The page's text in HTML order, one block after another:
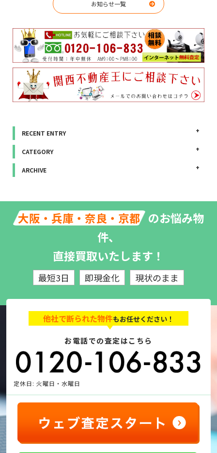
お知らせ一覧
RECENT ENTRY
CATEGORY
ARCHIVE
大阪・兵庫・奈良・京都 のお悩み物
件、
直接買取いたします！
最短3日 即現金化 現状のまま
他社で断られた物件もお任せください！
お電話での査定はこちら
定休日: 火曜日・水曜日